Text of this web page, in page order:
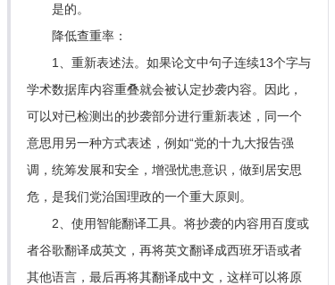
是的。
降低查重率：
1、重新表述法。如果论文中句子连续13个字与
学术数据库内容重叠就会被认定抄袭内容。因此，
可以对已检测出的抄袭部分进行重新表述，同一个
意思用另一种方式表述，例如“党的十九大报告强
调，统筹发展和安全，增强忧患意识，做到居安思
危，是我们党治国理政的一个重大原则。
2、使用智能翻译工具。将抄袭的内容用百度或
者谷歌翻译成英文，再将英文翻译成西班牙语或者
其他语言，最后再将其翻译成中文，这样可以将原